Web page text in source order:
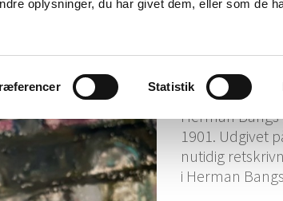
oplysninger, du har givet dem, eller som de
Statistik
grå hushos Alias
Det grå hus
Herman
1901. Udgivet
nutidig
i Herman